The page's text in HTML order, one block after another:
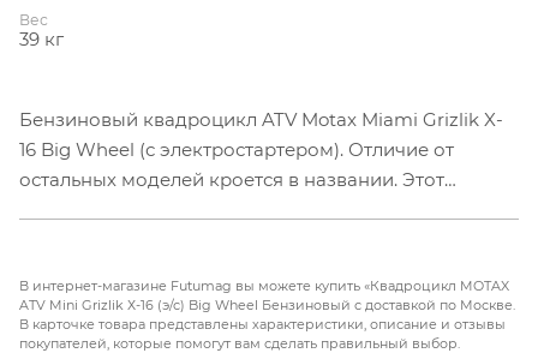
Вес
39 кг
Бензиновый квадроцикл ATV Motax Miami Grizlik X-
16 Big Wheel (с электростартером). Отличие от
остальных моделей кроется в названии. Этот
и проходимость за счёт увеличенного клиренса.
Отлично подойдёт для детей от 3 до 8 лет.
В интернет-магазине Futumag вы можете купить «Квадроцикл MOTAX
ATV Mini Grizlik Х-16 (э/с) Big Wheel Бензиновый с доставкой по Москве.
В карточке товара представлены характеристики, описание и отзывы
покупателей, которые помогут вам сделать правильный выбор.